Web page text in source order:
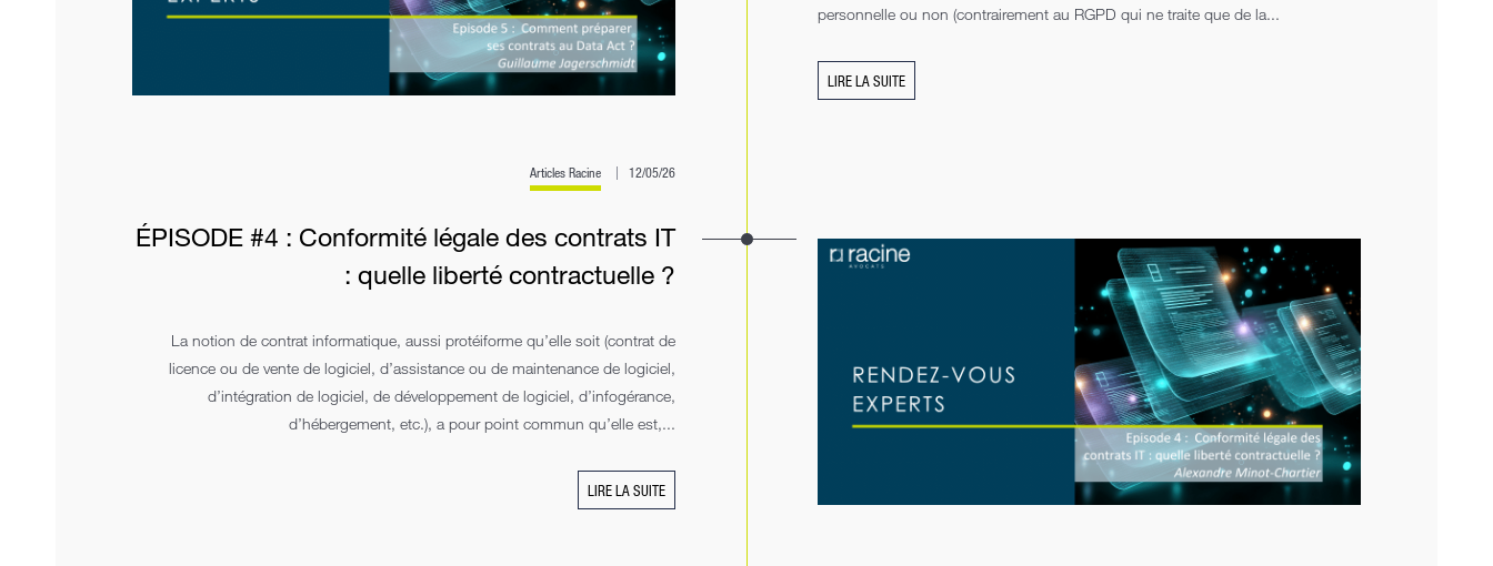
personnelle ou non (contrairement au RGPD qui ne traite que de la...
LIRE LA SUITE
Articles Racine 12/05/26
ÉPISODE #4 : Conformité légale des contrats IT
: quelle liberté contractuelle ?
La notion de contrat informatique, aussi protéiforme qu’elle soit (contrat de
licence ou de vente de logiciel, d’assistance ou de maintenance de logiciel,
d’intégration de logiciel, de développement de logiciel, d’infogérance,
d’hébergement, etc.), a pour point commun qu’elle est,...
LIRE LA SUITE